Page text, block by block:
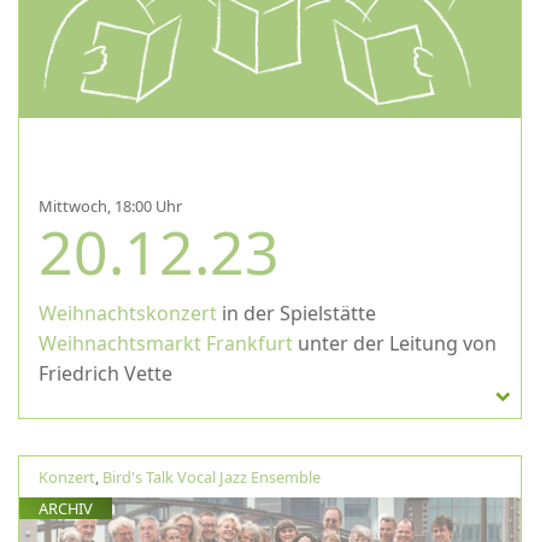
Mittwoch, 18:00 Uhr
20.12.23
Weihnachtskonzert in der Spielstätte
Weihnachtsmarkt Frankfurt unter der Leitung von
Friedrich Vette
Konzert, Bird's Talk Vocal Jazz Ensemble
ARCHIV